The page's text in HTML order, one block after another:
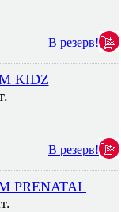
В резерв!
KIDZ
В резерв!
PRENATAL